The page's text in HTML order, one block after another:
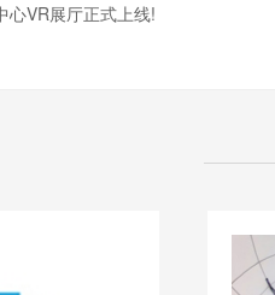
心VR展厅正式上线!